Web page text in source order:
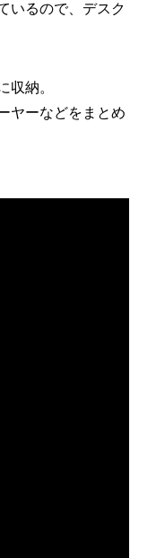
いるので、デスク
収納。
ヤーなどをまとめ